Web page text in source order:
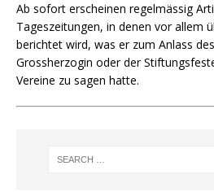
Ab sofort erscheinen regelmässig
Tageszeitungen, in denen vor allem
berichtet wird, was er zum Anlass
Grossherzogin oder der
Vereine zu sagen hatte.